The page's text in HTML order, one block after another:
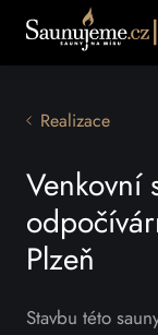
Přeskočit na obsah
Realizace
Venkovní
Plzeň
Stavbu této